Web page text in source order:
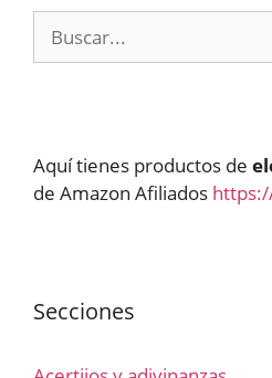
Aquí tienes productos de
de Amazon Afiliados
Secciones